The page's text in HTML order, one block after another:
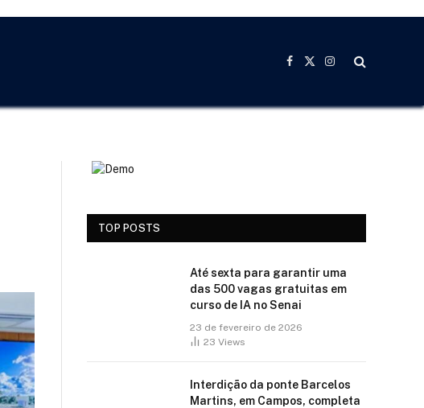
Facebook
X
Instagram
TOP POSTS
Até sexta para garantir uma
das 500 vagas gratuitas em
curso de IA no Senai
23 de fevereiro de 2026
23 Views
Interdição da ponte Barcelos
Martins, em Campos, completa